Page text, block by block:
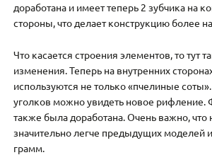
доработана и имеет теперь 2 зубчика на
стороны, что делает конструкцию более
Что касается строения элементов, то тут
изменения. Теперь на внутренних
используются не только «пчелиные
уголков можно увидеть новое рифление.
также была доработана. Очень важно, что
значительно легче предыдущих моделей
грамм.